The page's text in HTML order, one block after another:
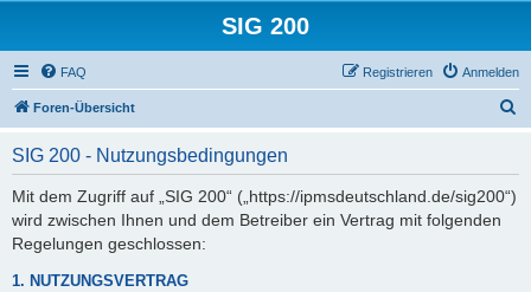
SIG 200
FAQ Anmelden
Registrieren
Foren-Übersicht
SIG 200 - Nutzungsbedingungen
Mit dem Zugriff auf „SIG 200“ („https://ipmsdeutschland.de/sig200“)
wird zwischen Ihnen und dem Betreiber ein Vertrag mit folgenden
Regelungen geschlossen:
1. NUTZUNGSVERTRAG